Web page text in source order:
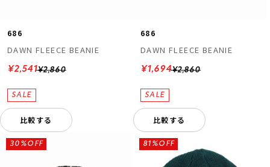
ムラサキスポーツ 公式アプリ
ポイント・クーポンもこのアプリで！
686
DAWN FLEECE BEANIE
¥2,860
¥2,541
比較する
686
DAWN FLEECE BEANIE
¥2,860
¥1,694
比較する
30%OFF 81%OFF